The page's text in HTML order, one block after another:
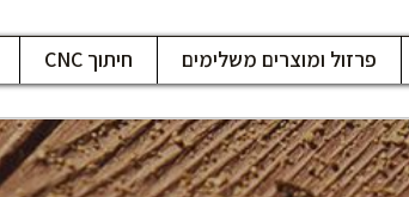
פרזול ומוצרים משלימים חיתוך CNC